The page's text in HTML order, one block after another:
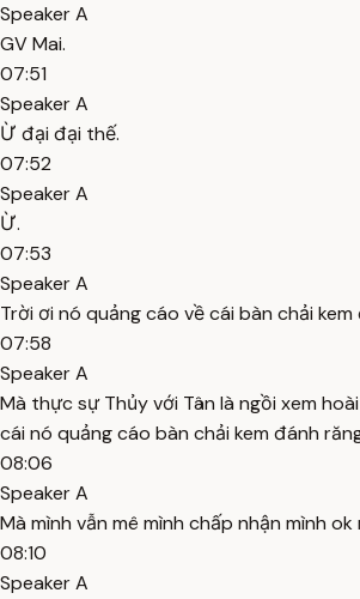
Speaker A
GV Mai.
07:51
Speaker A
Ừ đại đại thế.
07:52
Speaker A
Ừ.
07:53
Speaker A
Trời ơi nó quảng cáo về cái bàn chải kem
07:58
Speaker A
Mà thực sự Thủy với Tân là ngồi xem
cái nó quảng cáo bàn chải kem đánh
08:06
Speaker A
Mà mình vẫn mê mình chấp nhận mình ok
08:10
Speaker A